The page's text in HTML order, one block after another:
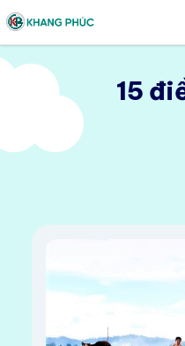
15